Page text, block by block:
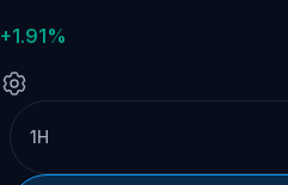
+1.91%
1H